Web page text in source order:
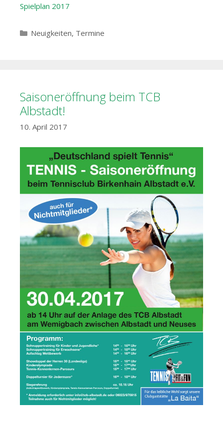
Spielplan 2017
Kategorien
Neuigkeiten, Termine
Saisoneröffnung beim TCB
Albstadt!
10. April 2017